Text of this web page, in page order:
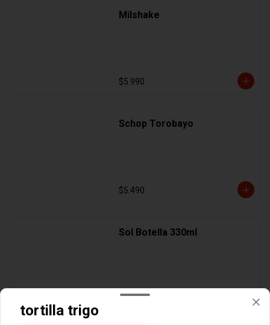
Milshake
$5.990
Schop Torobayo
$5.490
Sol Botella 330ml
$3.890
tortilla trigo